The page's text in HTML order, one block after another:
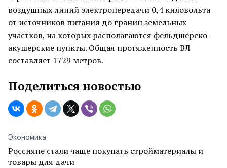
воздушных линий электропередачи 0,4 киловольта
от источников питания до границ земельных
участков, на которых располагаются фельдшерско-
акушерские пункты. Общая протяженность ВЛ
составляет 1729 метров.
Поделиться новостью
Экономика
Россияне стали чаще покупать стройматериалы и
товары для дачи